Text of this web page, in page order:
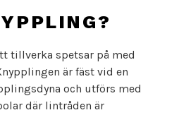
tillverka spetsar på med
är fäst vid en
och utförs med
där lintråden är